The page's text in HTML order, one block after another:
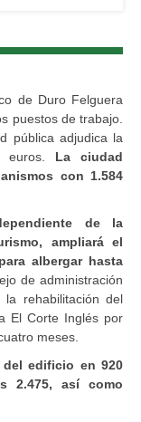
de Duro Felguera
puestos de trabajo.
pública adjudica la
euros. La ciudad
con 1.584
de la
ampliará el
albergar hasta
de administración
rehabilitación del
El Corte Inglés por
meses.
edificio en 920
2.475, así como